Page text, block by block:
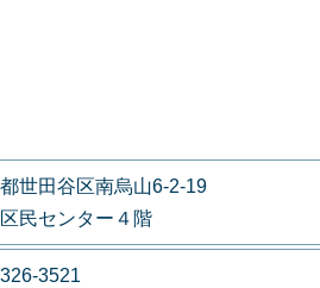
世田谷区南烏山6-2-19
民センター４階
3521